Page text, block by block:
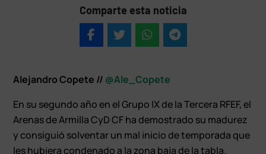
Comparte esta noticia
Alejandro Copete // @Ale_Copete
En su segundo año en el Grupo IX de la Tercera RFEF, el
Arenas de Armilla CyD CF ha demostrado su madurez
y consiguió solventar un mal inicio de temporada que
les hubiera condenado a la zona baja de la tabla.